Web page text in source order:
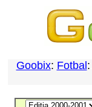
Goobix: Fotbal :